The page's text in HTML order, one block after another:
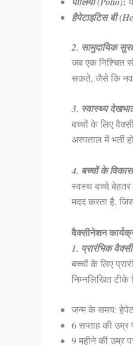
हैपेटाइटिस बी
2. सामुदायिक
जब एक निश्चित
सकते, जैसे कि
3. स्वास्थ्य
बच्चों के लिए
अस्पताल में भर्ती
4. बच्चों के
स्वस्थ बच्चे बेहतर
मदद करता है,
वैक्सीनेशन
1. प्रारंभिक
बच्चों के लिए
निम्नलिखित टीके
जन्म के समय:
6 सप्ताह की उम्र
9 महीने की उम्र